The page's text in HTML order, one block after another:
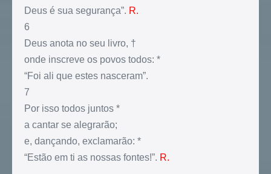
Deus é sua segurança”. R.
6
Deus anota no seu livro, †
onde inscreve os povos todos: *
“Foi ali que estes nasceram”.
7
Por isso todos juntos *
a cantar se alegrarão;
e, dançando, exclamarão: *
“Estão em ti as nossas fontes!”. R.